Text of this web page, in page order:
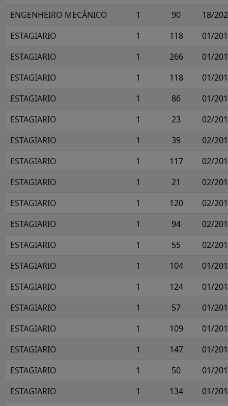
ENGENHEIRO MECÂNICO
1 90
18/
ESTAGIARIO
1 118
01/
ESTAGIARIO
1 266
01/
ESTAGIARIO
1 118
01/
ESTAGIARIO
1 86
01/
ESTAGIARIO
1 23
02/
ESTAGIARIO
1 39
02/
ESTAGIARIO
1 117
02/
ESTAGIARIO
1 21
02/
ESTAGIARIO
1 120
02/
ESTAGIARIO
1 94
02/
ESTAGIARIO
1 55
02/
ESTAGIARIO
1 104
01/
ESTAGIARIO
1 124
01/
ESTAGIARIO
1 57
01/
ESTAGIARIO
1 109
01/
ESTAGIARIO
1 147
01/
ESTAGIARIO
1 50
01/
ESTAGIARIO
1 134
01/